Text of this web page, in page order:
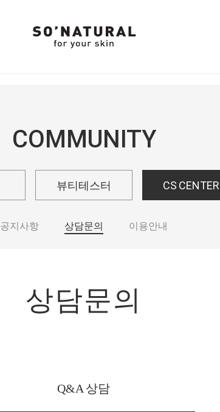
COMMUNITY
뷰티테스터 CS CENTER
공지사항 상담문의 이용안내
상담문의
Q&A 상담